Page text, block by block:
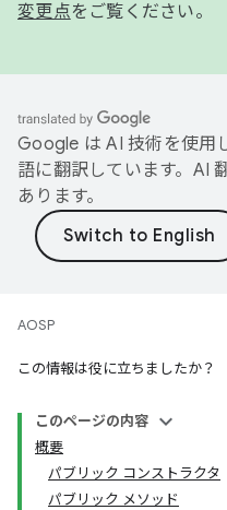
変更点をご覧ください。
Google は AI 技術を使用
語に翻訳しています。AI
あります。
AOSP
この情報は役に立ちましたか？
このページの内容
概要
パブリック コンストラクタ
パブリック メソッド